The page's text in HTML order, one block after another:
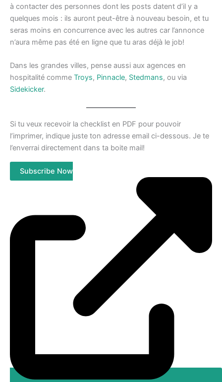
à contacter des personnes dont les posts datent d’il y a
quelques mois : ils auront peut-être à nouveau besoin, et tu
seras moins en concurrence avec les autres car l’annonce
n’aura même pas été en ligne que tu aras déjà le job!
Dans les grandes villes, pense aussi aux agences en
hospitalité comme Troys, Pinnacle, Stedmans, ou via
Sidekicker.
Si tu veux recevoir la checklist en PDF pour pouvoir
l’imprimer, indique juste ton adresse email ci-dessous. Je te
l’enverrai directement dans ta boite mail!
Subscribe Now